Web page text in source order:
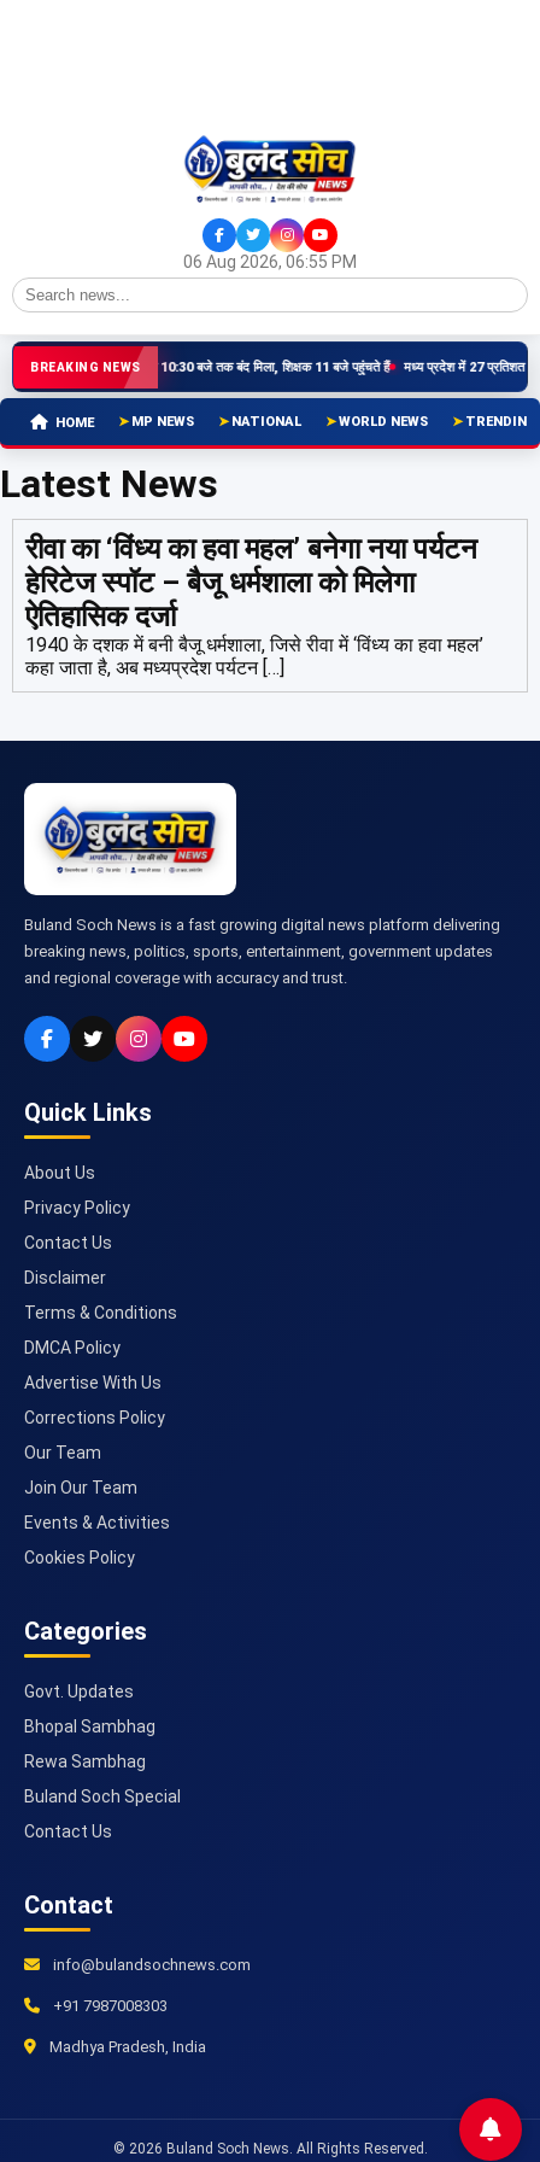
06 Aug 2026, 06:55 PM
BREAKING NEWS
कला में शासकीय माध्यमिक शाला 10:30 बजे तक बंद मिला, शिक्षक 11 बजे पहुंचते हैं मध्य प्रदेश में 27 प्रतिशत
HOME MP NEWS NATIONAL WORLD NEWS TRENDING
Latest News
रीवा का ‘विंध्य का हवा महल’ बनेगा नया पर्यटन
हेरिटेज स्पॉट – बैजू धर्मशाला को मिलेगा
ऐतिहासिक दर्जा
1940 के दशक में बनी बैजू धर्मशाला, जिसे रीवा में ‘विंध्य का हवा महल’
कहा जाता है, अब मध्यप्रदेश पर्यटन […]
Buland Soch News is a fast growing digital news platform delivering
breaking news, politics, sports, entertainment, government updates
and regional coverage with accuracy and trust.
Quick Links
About Us
Privacy Policy
Contact Us
Disclaimer
Terms & Conditions
DMCA Policy
Advertise With Us
Corrections Policy
Our Team
Join Our Team
Events & Activities
Cookies Policy
Categories
Govt. Updates
Bhopal Sambhag
Rewa Sambhag
Buland Soch Special
Contact Us
Contact
info@bulandsochnews.com
+91 7987008303
Madhya Pradesh, India
© 2026 Buland Soch News. All Rights Reserved.